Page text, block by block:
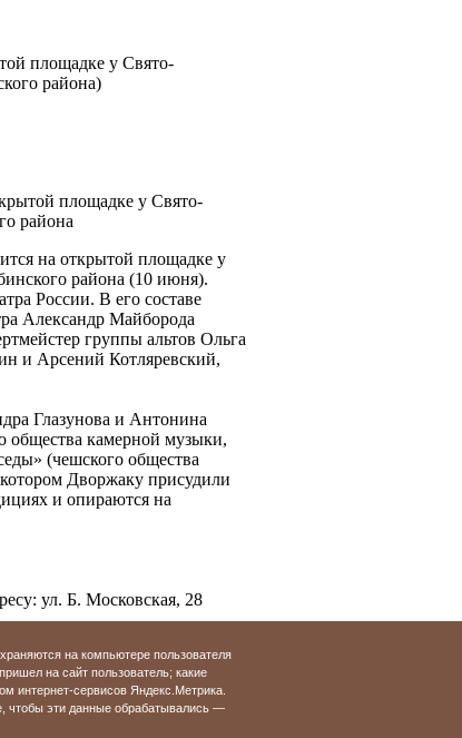
площадке у Свято-
района)
площадке у Свято-
района
на открытой площадке у
района (10 июня).
России. В его составе
Александр Майборода
группы альтов Ольга
и Арсений Котляревский,
Глазунова и Антонина
общества камерной музыки,
(чешского общества
Дворжаку присудили
и опираются на
ул. Б. Московская, 28
на компьютере пользователя
на сайт пользователь; какие
интернет-сервисов Яндекс.Метрика.
чтобы эти данные обрабатывались —